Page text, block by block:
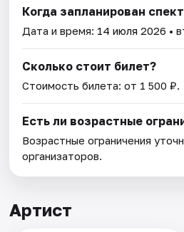
Когда запланирован
Дата и время: 14 июля 2026 •
Сколько стоит билет?
Стоимость билета: от 1 500 ₽.
Есть ли возрастные
Возрастные ограничения
организаторов.
Артист